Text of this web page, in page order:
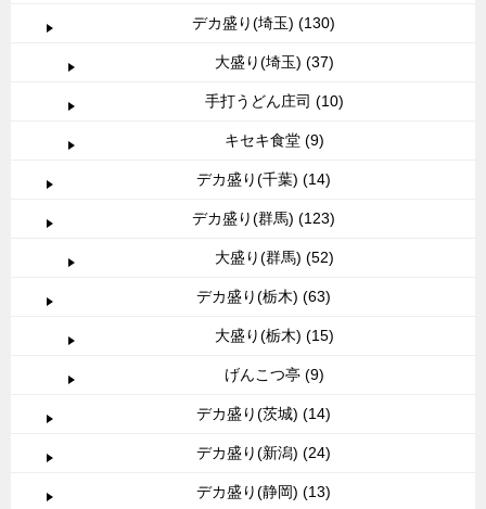
デカ盛り(埼玉) (130)
大盛り(埼玉) (37)
手打うどん庄司 (10)
キセキ食堂 (9)
デカ盛り(千葉) (14)
デカ盛り(群馬) (123)
大盛り(群馬) (52)
デカ盛り(栃木) (63)
大盛り(栃木) (15)
げんこつ亭 (9)
デカ盛り(茨城) (14)
デカ盛り(新潟) (24)
デカ盛り(静岡) (13)